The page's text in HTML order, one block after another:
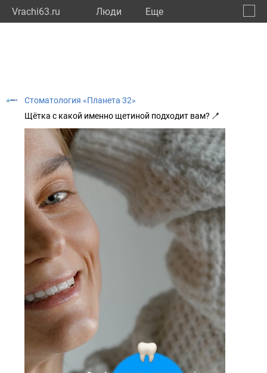
Vrachi63.ru Люди Eще
Стоматология «Планета 32»
Щётка с какой именно щетиной подходит вам? 🪥